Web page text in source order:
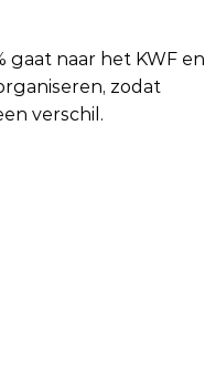
gaat naar het KWF en
zodat
verschil.